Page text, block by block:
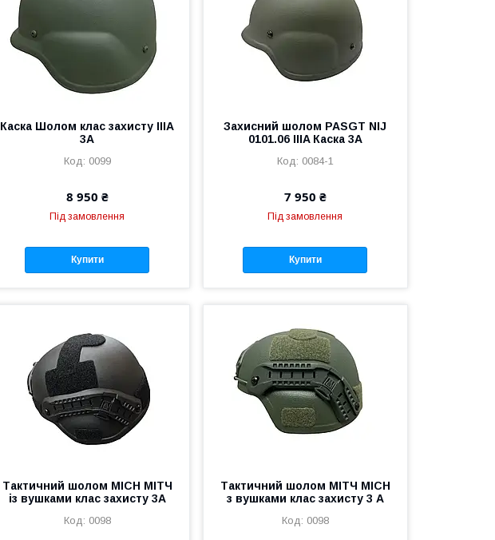
Каска Шолом клас захисту IIIA
3A
0099
8 950 ₴
Під замовлення
Купити
Захисний шолом PASGT NIJ
0101.06 IIIA Каска 3А
0084-1
7 950 ₴
Під замовлення
Купити
Тактичний шолом MICH МІТЧ
із вушками клас захисту 3А
0098
Тактичний шолом МІТЧ MICH
з вушками клас захисту 3 А
0098